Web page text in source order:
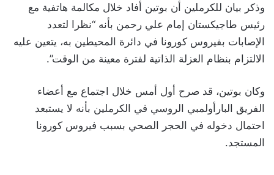
وذكر بيان للكرملين أن بوتين أفاد خلال مكالمة هاتفية مع
رئيس طاجيكستان إمام علي رحمن بأنه “نظرا لتعدد
الإصابات بفيروس كورونا في دائرة المحيطين به، يتعين عليه
الالتزام بنظام العزلة الذاتية لفترة معينة من الوقت”.
وكان بوتين، قد صرح أول أمس خلال اجتماع مع أعضاء
الفريق البارأولمبي الروسي في الكرملين بأنه لا يستبعد
احتمال دخوله في الحجر الصحي بسبب فيروس كورونا
المستجد.